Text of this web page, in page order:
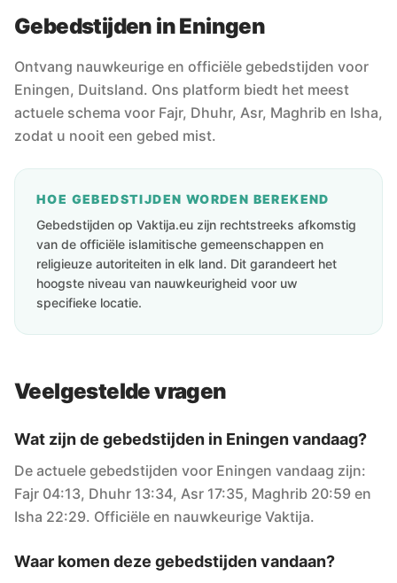
Gebedstijden in Eningen
Ontvang nauwkeurige en officiële gebedstijden voor
Eningen, Duitsland. Ons platform biedt het meest
actuele schema voor Fajr, Dhuhr, Asr, Maghrib en Isha,
zodat u nooit een gebed mist.
HOE GEBEDSTIJDEN WORDEN BEREKEND
Gebedstijden op Vaktija.eu zijn rechtstreeks afkomstig
van de officiële islamitische gemeenschappen en
religieuze autoriteiten in elk land. Dit garandeert het
hoogste niveau van nauwkeurigheid voor uw
specifieke locatie.
Veelgestelde vragen
Wat zijn de gebedstijden in Eningen vandaag?
De actuele gebedstijden voor Eningen vandaag zijn:
Fajr 04:13, Dhuhr 13:34, Asr 17:35, Maghrib 20:59 en
Isha 22:29. Officiële en nauwkeurige Vaktija.
Waar komen deze gebedstijden vandaan?